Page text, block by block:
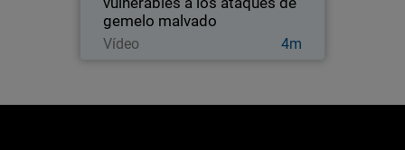
gemelo malvado
Vídeo 4m
Ver ahora